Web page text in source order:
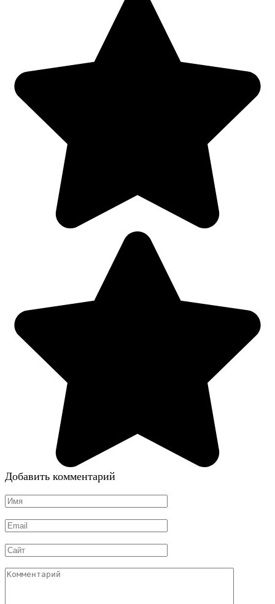
Добавить комментарий
Имя
Email
Сайт
Комментарий